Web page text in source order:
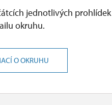
jednotlivých prohlídek
okruhu.
O OKRUHU